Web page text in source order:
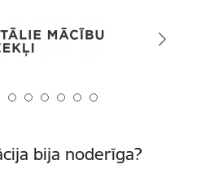
bija noderīga?